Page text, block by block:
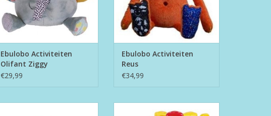
Ebulobo Activiteiten
Olifant Ziggy
€29,99
Ebulobo Activiteiten
Reus
€34,99